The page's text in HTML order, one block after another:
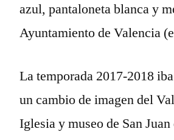
azul, pantaloneta blanca y
Ayuntamiento de Valencia
La temporada 2017-2018
un cambio de imagen del
Iglesia y museo de San